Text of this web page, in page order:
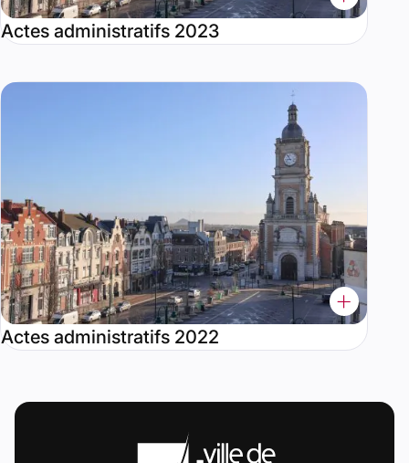
Actes administratifs 2023
Actes administratifs 2022